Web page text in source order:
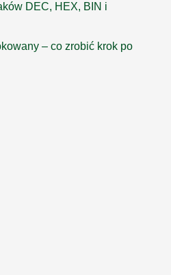
DEC, HEX, BIN i
– co zrobić krok po